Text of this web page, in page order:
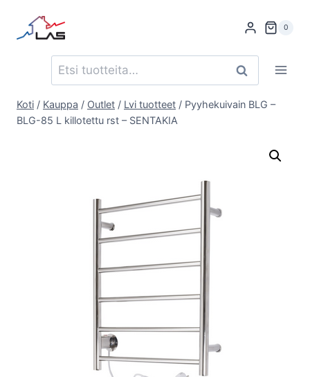
sisältöön
0
Etsi: Haku
Koti / Kauppa / Outlet / Lvi tuotteet / Pyyhekuivain BLG –
BLG-85 L killotettu rst – SENTAKIA